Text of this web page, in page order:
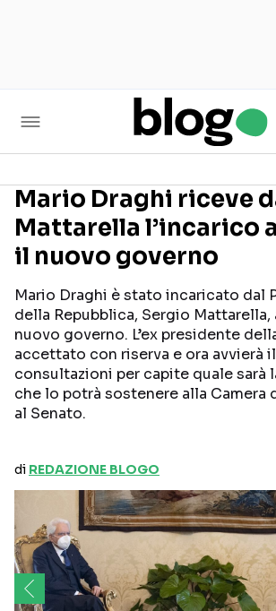
Seguici sui social
Mario Draghi riceve
Mattarella l’incarico
il nuovo governo
Mario Draghi è stato incaricato dal
della Repubblica, Sergio Mattarella,
nuovo governo. L’ex presidente
accettato con riserva e ora avvierà
consultazioni per capite quale sarà
che lo potrà sostenere alla Camera
al Senato.
di REDAZIONE BLOGO